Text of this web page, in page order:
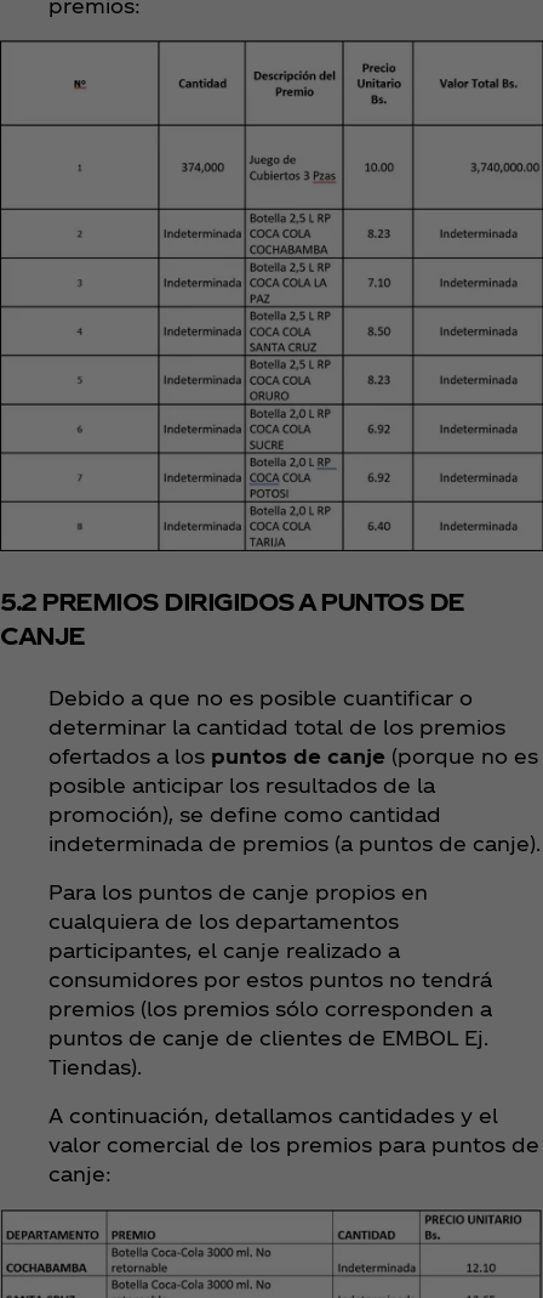
premios:
5.2 PREMIOS DIRIGIDOS A PUNTOS DE
CANJE
Debido a que no es posible cuantificar o
determinar la cantidad total de los premios
ofertados a los puntos de canje (porque no es
posible anticipar los resultados de la
promoción), se define como cantidad
indeterminada de premios (a puntos de canje).
Para los puntos de canje propios en
cualquiera de los departamentos
participantes, el canje realizado a
consumidores por estos puntos no tendrá
premios (los premios sólo corresponden a
puntos de canje de clientes de EMBOL Ej.
Tiendas).
A continuación, detallamos cantidades y el
valor comercial de los premios para puntos de
canje: